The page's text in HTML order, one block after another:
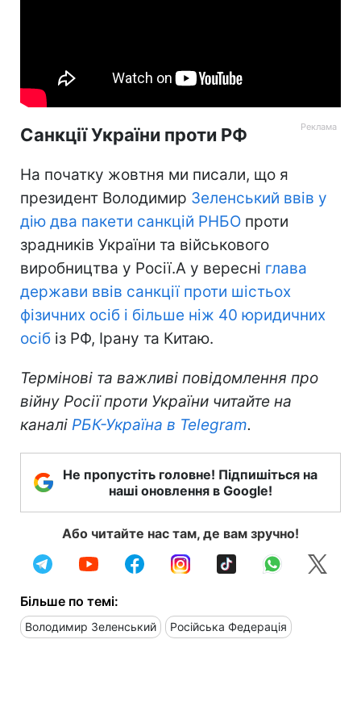
Санкції України проти РФ
На початку жовтня ми писали, що я
президент Володимир Зеленський ввів у
дію два пакети санкцій РНБО проти
зрадників України та військового
виробництва у Росії.А у вересні глава
держави ввів санкції проти шістьох
фізичних осіб і більше ніж 40 юридичних
осіб із РФ, Ірану та Китаю.
Термінові та важливі повідомлення про
війну Росії проти України читайте на
каналі РБК-Україна в Telegram.
Не пропустіть головне! Підпишіться на
наші оновлення в Google!
Або читайте нас там, де вам зручно!
Більше по темі:
Володимир Зеленський Російська Федерація